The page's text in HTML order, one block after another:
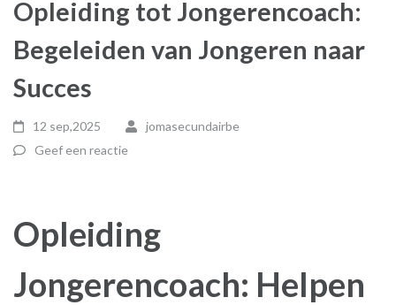
Opleiding tot Jongerencoach:
Begeleiden van Jongeren naar
Succes
12 sep,2025
jomasecundairbe
Geef een reactie
Opleiding
Jongerencoach: Helpen